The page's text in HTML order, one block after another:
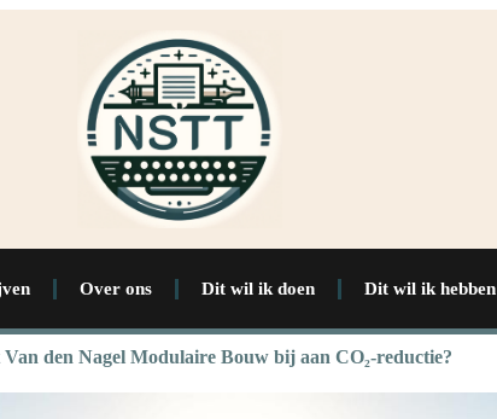
Over ons Dit wil ik doen Dit wil ik hebben
den Nagel Modulaire Bouw bij aan CO₂-reductie?